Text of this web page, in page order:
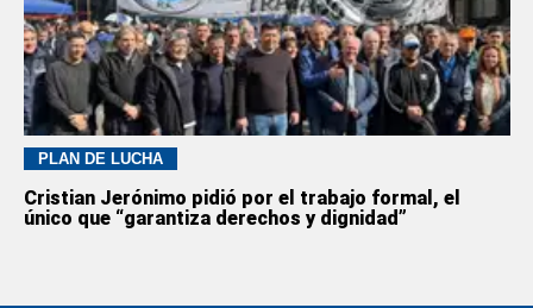
PLAN DE LUCHA
Cristian Jerónimo pidió por el trabajo formal, el
único que “garantiza derechos y dignidad”